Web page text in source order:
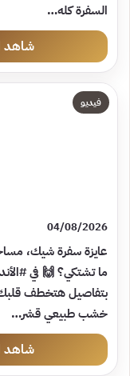
السفرة كله…
شاهد
فيديو
04/08/2026
عايزة سفرة شيك،
بتفاصيل هتخطف
خشب طبيعي قشر…
شاهد